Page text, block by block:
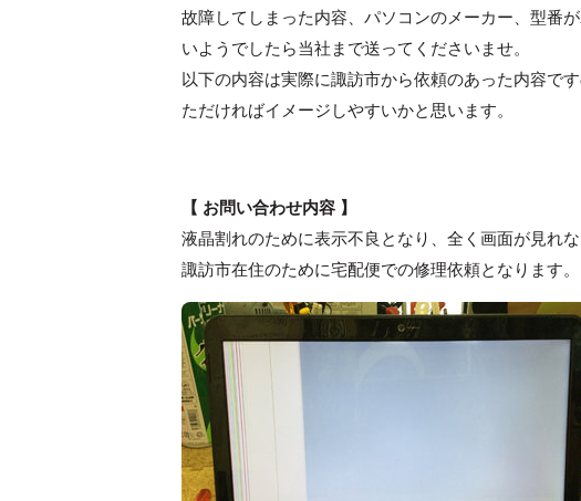
故障してしまった内容、パソコンのメーカー、型番
いようでしたら当社まで送ってくださいませ。
以下の内容は実際に諏訪市から依頼のあった内容で
ただければイメージしやすいかと思います。
【 お問い合わせ内容 】
液晶割れのために表示不良となり、全く画面が見れな
諏訪市在住のために宅配便での修理依頼となります。